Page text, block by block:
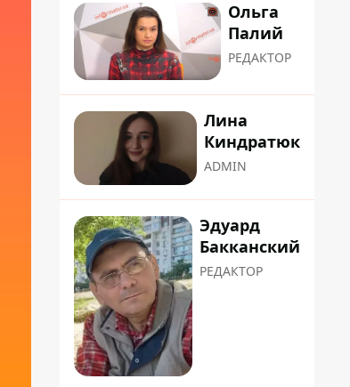
Ольга
Палий
РЕДАКТОР
Лина
Киндратюк
ADMIN
Эдуард
Бакканский
РЕДАКТОР